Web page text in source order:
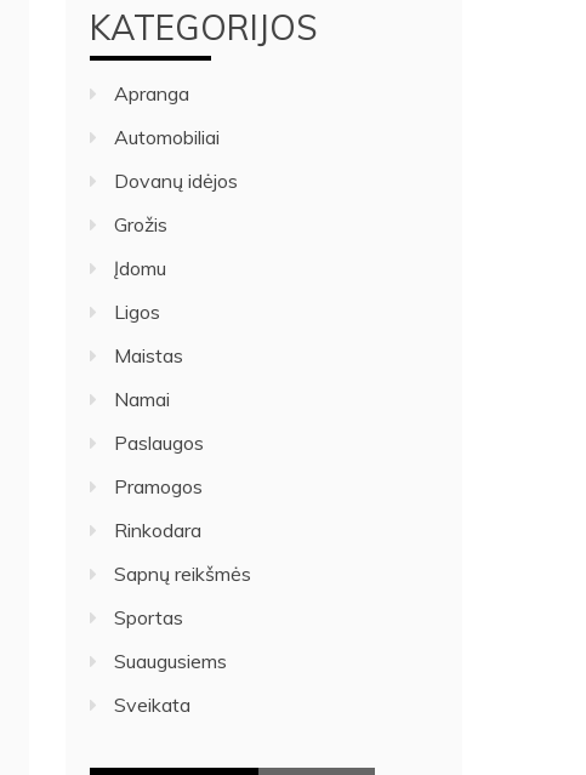
KATEGORIJOS
Apranga
Automobiliai
Dovanų idėjos
Grožis
Įdomu
Ligos
Maistas
Namai
Paslaugos
Pramogos
Rinkodara
Sapnų reikšmės
Sportas
Suaugusiems
Sveikata